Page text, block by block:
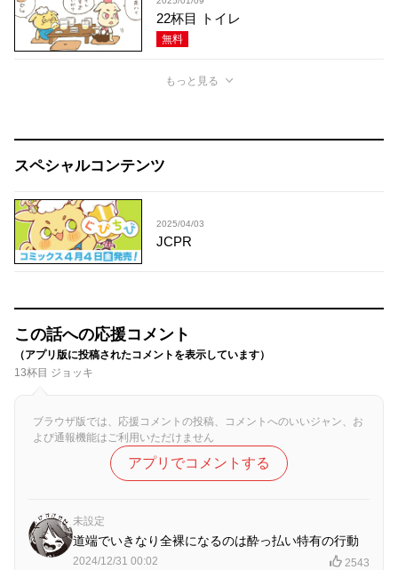
22杯目 トイレ
無料
もっと見る
スペシャルコンテンツ
2025/04/03
JCPR
この話への応援コメント
（アプリ版に投稿されたコメントを表示しています）
13杯目 ジョッキ
ブラウザ版では、応援コメントの投稿、コメントへのいいジャン、お
よび通報機能はご利用いただけません
アプリでコメントする
未設定
道端でいきなり全裸になるのは酔っ払い特有の行動
2024/12/31 00:02 2543